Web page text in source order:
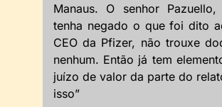
Manaus. O senhor Pazuello,
tenha negado o que foi dito
CEO da Pfizer, não trouxe
nenhum. Então já tem
juízo de valor da parte do
isso”